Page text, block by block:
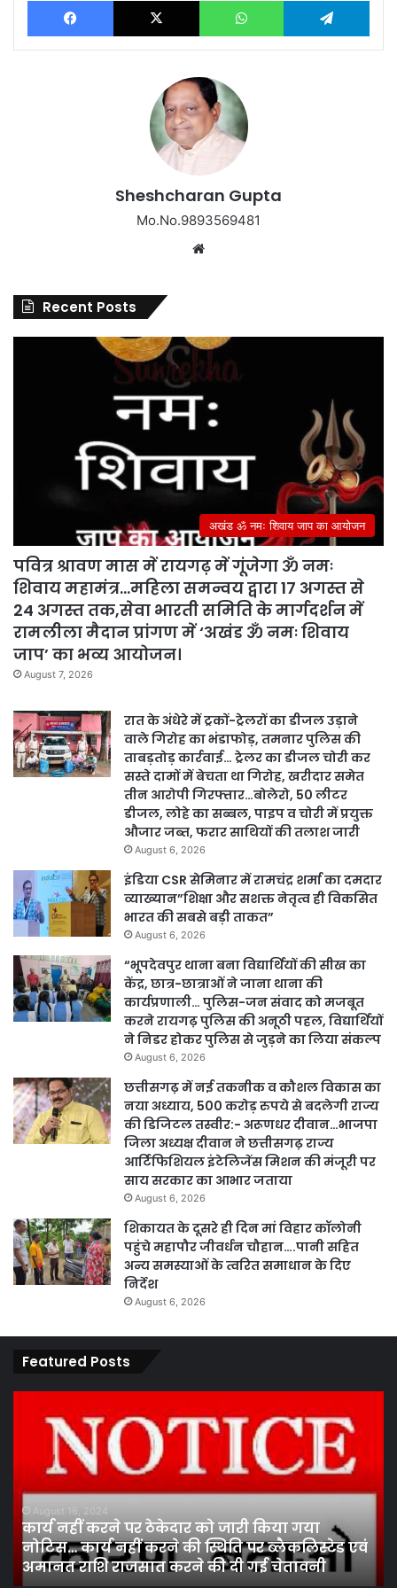
Sheshcharan Gupta
Mo.No.9893569481
Recent Posts
अखंड ॐ नमः शिवाय जाप का आयोजन
पवित्र श्रावण मास में रायगढ़ में गूंजेगा ॐ नमः
शिवाय महामंत्र…महिला समन्वय द्वारा 17 अगस्त से
24 अगस्त तक,सेवा भारती समिति के मार्गदर्शन में
रामलीला मैदान प्रांगण में ‘अखंड ॐ नमः शिवाय
जाप’ का भव्य आयोजन।
August 7, 2026
रात के अंधेरे में ट्रकों-ट्रेलरों का डीजल उड़ाने
वाले गिरोह का भंडाफोड़, तमनार पुलिस की
ताबड़तोड़ कार्रवाई… ट्रेलर का डीजल चोरी कर
सस्ते दामों में बेचता था गिरोह, खरीदार समेत
तीन आरोपी गिरफ्तार…बोलेरो, 50 लीटर
डीजल, लोहे का सब्बल, पाइप व चोरी में प्रयुक्त
औजार जब्त, फरार साथियों की तलाश जारी
August 6, 2026
इंडिया CSR सेमिनार में रामचंद्र शर्मा का दमदार
व्याख्यान”शिक्षा और सशक्त नेतृत्व ही विकसित
भारत की सबसे बड़ी ताकत”
August 6, 2026
“भूपदेवपुर थाना बना विद्यार्थियों की सीख का
केंद्र, छात्र-छात्राओं ने जाना थाना की
कार्यप्रणाली… पुलिस-जन संवाद को मजबूत
करने रायगढ़ पुलिस की अनूठी पहल, विद्यार्थियों
ने निडर होकर पुलिस से जुड़ने का लिया संकल्प
August 6, 2026
छत्तीसगढ़ में नई तकनीक व कौशल विकास का
नया अध्याय, 500 करोड़ रुपये से बदलेगी राज्य
की डिजिटल तस्वीर:- अरूणधर दीवान…भाजपा
जिला अध्यक्ष दीवान ने छत्तीसगढ़ राज्य
आर्टिफिशियल इंटेलिजेंस मिशन की मंजूरी पर
साय सरकार का आभार जताया
August 6, 2026
शिकायत के दूसरे ही दिन मां विहार कॉलोनी
पहुंचे महापौर जीवर्धन चौहान….पानी सहित
अन्य समस्याओं के त्वरित समाधान के दिए
निर्देश
August 6, 2026
Featured Posts
ठेकेदार को जारी किया गया
करने की स्थिति पर ब्लैकलिस्टेड एवं
करने की दी गई चेतावनी
एवं
कानूनी
प्रक्रिया
के
तहत
सदस्य
निर्वाचन
मंडल
August 13, 2024
निर्वाचन मंडल ने
चुनाव में बजरंग
(वकील) सचिव